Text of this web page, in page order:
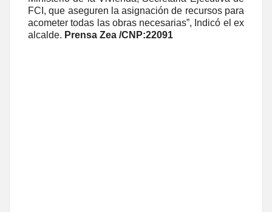
FCI, que aseguren la asignación de recursos para
acometer todas las obras necesarias”, Indicó el ex
alcalde. Prensa Zea /CNP:22091